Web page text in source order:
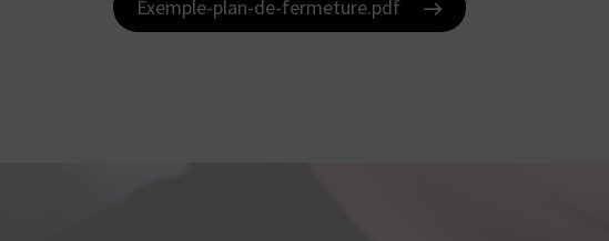
Exemple-plan-de-fermeture.pdf